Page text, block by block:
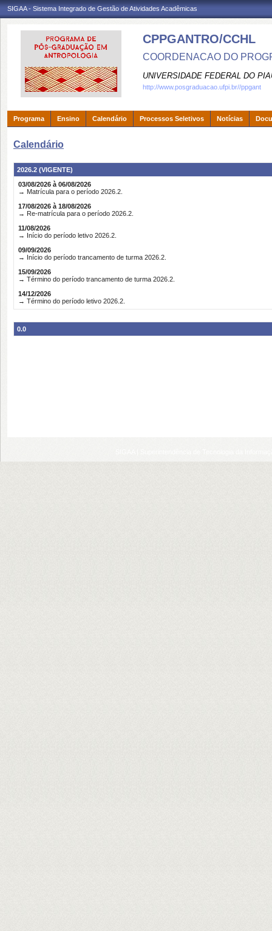
SIGAA - Sistema Integrado de Gestão de Atividades Acadêmicas
CPPGANTRO/CCHL
COORDENACAO DO
UNIVERSIDADE FEDERAL DO
http://www.posgraduacao.ufpi.br//ppgant
Programa Ensino Calendário Processos Seletivos Notícias
Calendário
2026.2 (VIGENTE)
03/08/2026 à 06/08/2026
→ Matrícula para o período 2026.2.
17/08/2026 à 18/08/2026
→ Re-matrícula para o período 2026.2.
11/08/2026
→ Início do período letivo 2026.2.
09/09/2026
→ Início do período trancamento de turma 2026.2.
15/09/2026
→ Término do período trancamento de turma 2026.2.
14/12/2026
→ Término do período letivo 2026.2.
0.0